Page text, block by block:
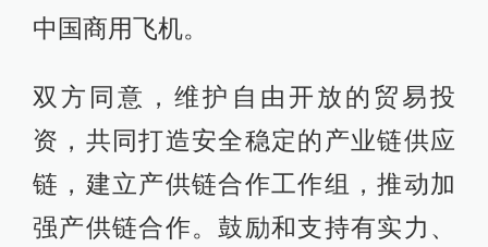
中国商用飞机。
双方同意，维护自由开放的贸易投
资，共同打造安全稳定的产业链供应
链，建立产供链合作工作组，推动加
强产供链合作。鼓励和支持有实力、